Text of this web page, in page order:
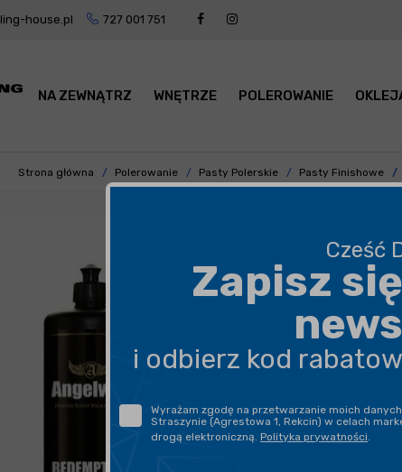
house.pl 727 001 751
NA ZEWNĄTRZ WNĘTRZE POLEROWANIE
Strona główna Polerowanie Pasty Polerskie Pasty Finishowe
Angelwax
pasta polerska do
zarysowań.
dalej
DARMOWA
Cześć
Zapisz
i odbierz kod
Wyrażam zgodę na przetwarzanie moich
Straszynie (Agrestowa 1, Rekcin) w celach
drogą elektroniczną. Polityka prywatności